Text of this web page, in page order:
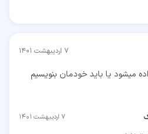
۷ اردیبهشت ۱۴۰۱
میشود یا باید خودمان بنویسیم
۷ اردیبهشت ۱۴۰۱